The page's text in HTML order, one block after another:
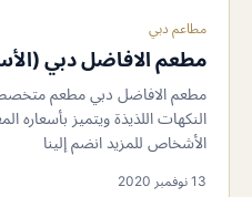
مطاعم دبي
مطعم الافاضل دبي
مطعم الافاضل دبي مطعم متخصص
النكهات اللذيذة ويتميز بأسعاره
الأشخاص للمزيد انضم إلينا
13 نوفمبر 2020